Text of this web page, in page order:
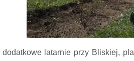
dodatkowe latarnie przy Bliskiej,